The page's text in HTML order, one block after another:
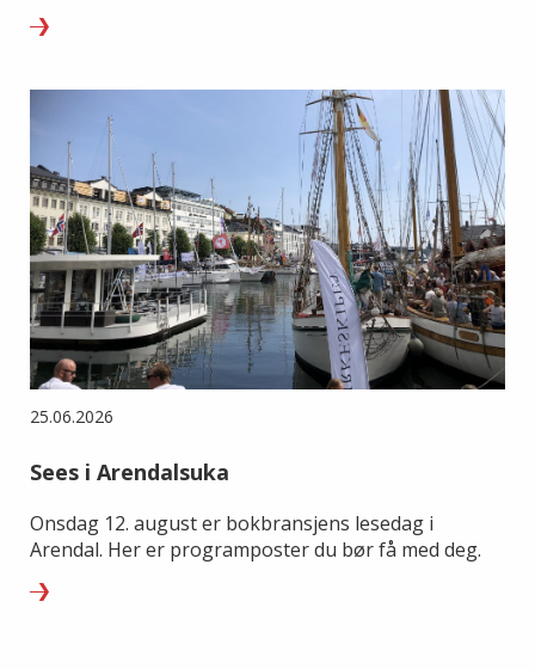
25.06.2026
Sees i Arendalsuka
Onsdag 12. august er bokbransjens lesedag i
Arendal. Her er programposter du bør få med deg.